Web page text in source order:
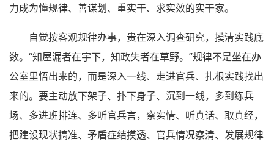
力成为懂规律、善谋划、重实干、求实效的实干家。
自觉按客观规律办事，贵在深入调查研究，摸清实践底
数。“知屋漏者在宇下，知政失者在草野。”规律不是坐在办
公室里悟出来的，而是深入一线、走进官兵、扎根实践找出
来的。要主动放下架子、扑下身子、沉到一线，多到练兵
场、多进班排连、多听官兵言，察实情、听真话、取真经，
把建设现状搞准、矛盾症结摸透、官兵情况察清、发展规律